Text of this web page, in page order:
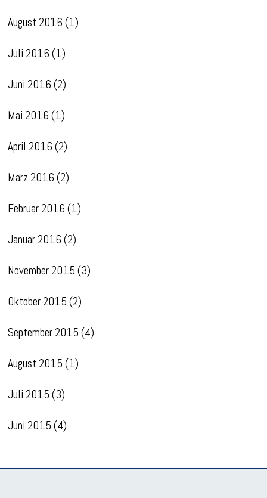
August 2016 (1)
Juli 2016 (1)
Juni 2016 (2)
Mai 2016 (1)
April 2016 (2)
März 2016 (2)
Februar 2016 (1)
Januar 2016 (2)
November 2015 (3)
Oktober 2015 (2)
September 2015 (4)
August 2015 (1)
Juli 2015 (3)
Juni 2015 (4)